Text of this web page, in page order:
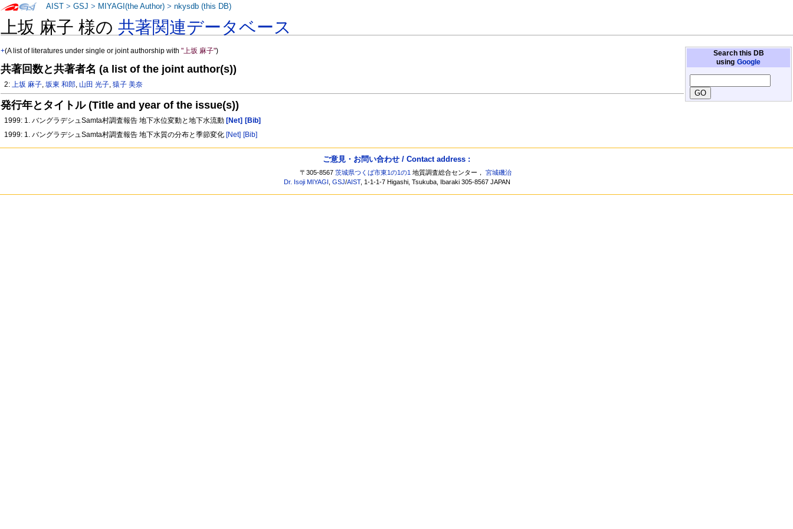
上坂 麻子 様の共著関連データベース
Search this DB
using Google
+(A list of literatures under single or joint authorship with"上坂 麻子")
共著回数と共著者名 (a list of the joint author(s))
2:上坂 麻子,坂東 和郎, 山田 光子,猿子 美奈
発行年とタイトル (Title and year of the issue(s))
1999: 1. バングラデシュSamta村調査報告 地下水位変動と地下水流動 [Net] [Bib]
1999: 1. バングラデシュSamta村調査報告 地下水質の分布と季節変化 [Net] [Bib]
AIST >GSJ > MIYAGI(the Author) >nkysdb (this DB)
ご意見・お問い合わせ / Contact address :
〒305-8567茨城県つくば市東1の1の1 地質調査総合センター，宮城磯治
Dr. Isoji MIYAGI ,GSJ/AIST, 1-1-1-7 Higashi, Tsukuba, Ibaraki 305-8567 JAPAN